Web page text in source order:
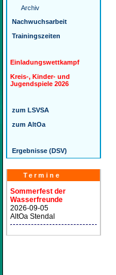
Archiv
Nachwuchsarbeit
Trainingszeiten
Einladungswettkampf
Kreis-, Kinder- und
Jugendspiele 2026
zum LSVSA
zum AltOa
Ergebnisse (DSV)
Termine
Sommerfest der
Wasserfreunde
2026-09-05
AltOa Stendal